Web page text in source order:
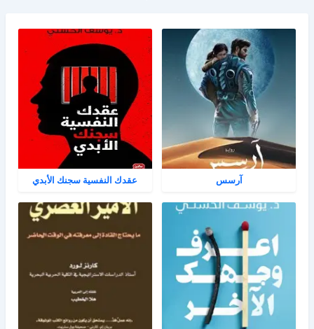
آرسس عقدك النفسية سجنك الأبدي